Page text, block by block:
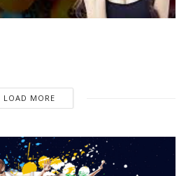
LOAD MORE